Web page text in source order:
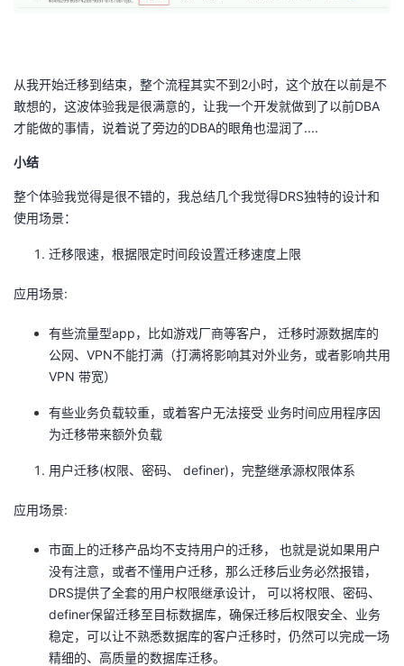
从我开始迁移到结束，整个流程其实不到2小时，这个放在以前是不
敢想的，这波体验我是很满意的，让我一个开发就做到了以前DBA
才能做的事情，说着说了旁边的DBA的眼角也湿润了....
小结
整个体验我觉得是很不错的，我总结几个我觉得DRS独特的设计和
使用场景：
迁移限速，根据限定时间段设置迁移速度上限
应用场景:
有些流量型app，比如游戏厂商等客户， 迁移时源数据库的
公网、VPN不能打满（打满将影响其对外业务，或者影响共用
VPN 带宽）
有些业务负载较重，或着客户无法接受 业务时间应用程序因
为迁移带来额外负载
用户迁移(权限、密码、 definer)，完整继承源权限体系
应用场景:
市面上的迁移产品均不支持用户的迁移， 也就是说如果用户
没有注意，或者不懂用户迁移，那么迁移后业务必然报错，
DRS提供了全套的用户权限继承设计， 可以将权限、密码、
definer保留迁移至目标数据库，确保迁移后权限安全、业务
稳定，可以让不熟悉数据库的客户迁移时，仍然可以完成一场
精细的、高质量的数据库迁移。